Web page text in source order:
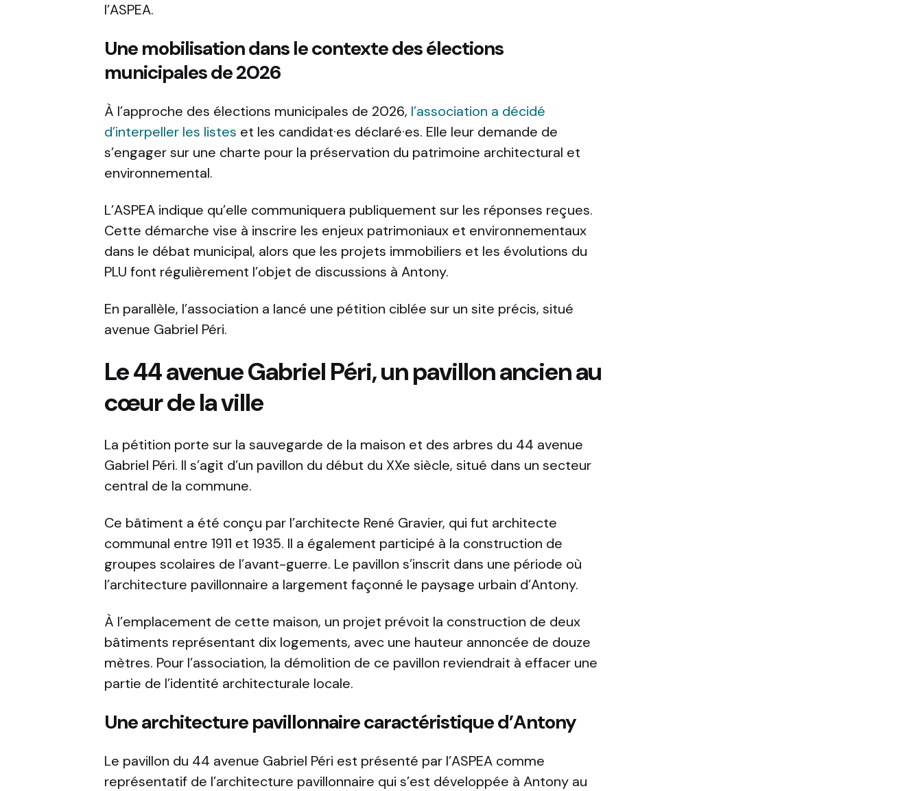
l’ASPEA.
Une mobilisation dans le contexte des élections
municipales de 2026
À l’approche des élections municipales de 2026, l’association a décidé
d’interpeller les listes et les candidat·es déclaré·es. Elle leur demande de
s’engager sur une charte pour la préservation du patrimoine architectural et
environnemental.
L’ASPEA indique qu’elle communiquera publiquement sur les réponses reçues.
Cette démarche vise à inscrire les enjeux patrimoniaux et environnementaux
dans le débat municipal, alors que les projets immobiliers et les évolutions du
PLU font régulièrement l’objet de discussions à Antony.
En parallèle, l’association a lancé une pétition ciblée sur un site précis, situé
avenue Gabriel Péri.
Le 44 avenue Gabriel Péri, un pavillon ancien au
cœur de la ville
La pétition porte sur la sauvegarde de la maison et des arbres du 44 avenue
Gabriel Péri. Il s’agit d’un pavillon du début du XXe siècle, situé dans un secteur
central de la commune.
Ce bâtiment a été conçu par l’architecte René Gravier, qui fut architecte
communal entre 1911 et 1935. Il a également participé à la construction de
groupes scolaires de l’avant-guerre. Le pavillon s’inscrit dans une période où
l’architecture pavillonnaire a largement façonné le paysage urbain d’Antony.
À l’emplacement de cette maison, un projet prévoit la construction de deux
bâtiments représentant dix logements, avec une hauteur annoncée de douze
mètres. Pour l’association, la démolition de ce pavillon reviendrait à effacer une
partie de l’identité architecturale locale.
Une architecture pavillonnaire caractéristique d’Antony
Le pavillon du 44 avenue Gabriel Péri est présenté par l’ASPEA comme
représentatif de l’architecture pavillonnaire qui s’est développée à Antony au